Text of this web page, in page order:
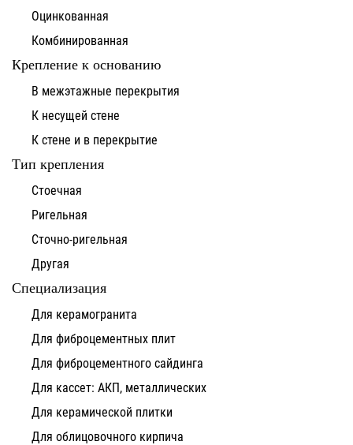
Оцинкованная
Комбинированная
Крепление к основанию
В межэтажные перекрытия
К несущей стене
К стене и в перекрытие
Тип крепления
Стоечная
Ригельная
Сточно-ригельная
Другая
Специализация
Для керамогранита
Для фиброцементных плит
Для фиброцементного сайдинга
Для кассет: АКП, металлических
Для керамической плитки
Для облицовочного кирпича